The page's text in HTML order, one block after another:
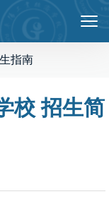
指南
校 招生简